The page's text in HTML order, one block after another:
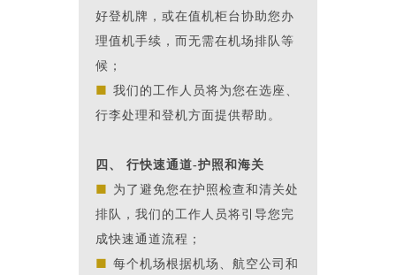
好登机牌，或在值机柜台协助您办
理值机手续，而无需在机场排队等
候；
■ 我们的工作人员将为您在选座、
行李处理和登机方面提供帮助。
四、 行快速通道-护照和海关
■ 为了避免您在护照检查和清关处
排队，我们的工作人员将引导您完
成快速通道流程；
■ 每个机场根据机场、航空公司和